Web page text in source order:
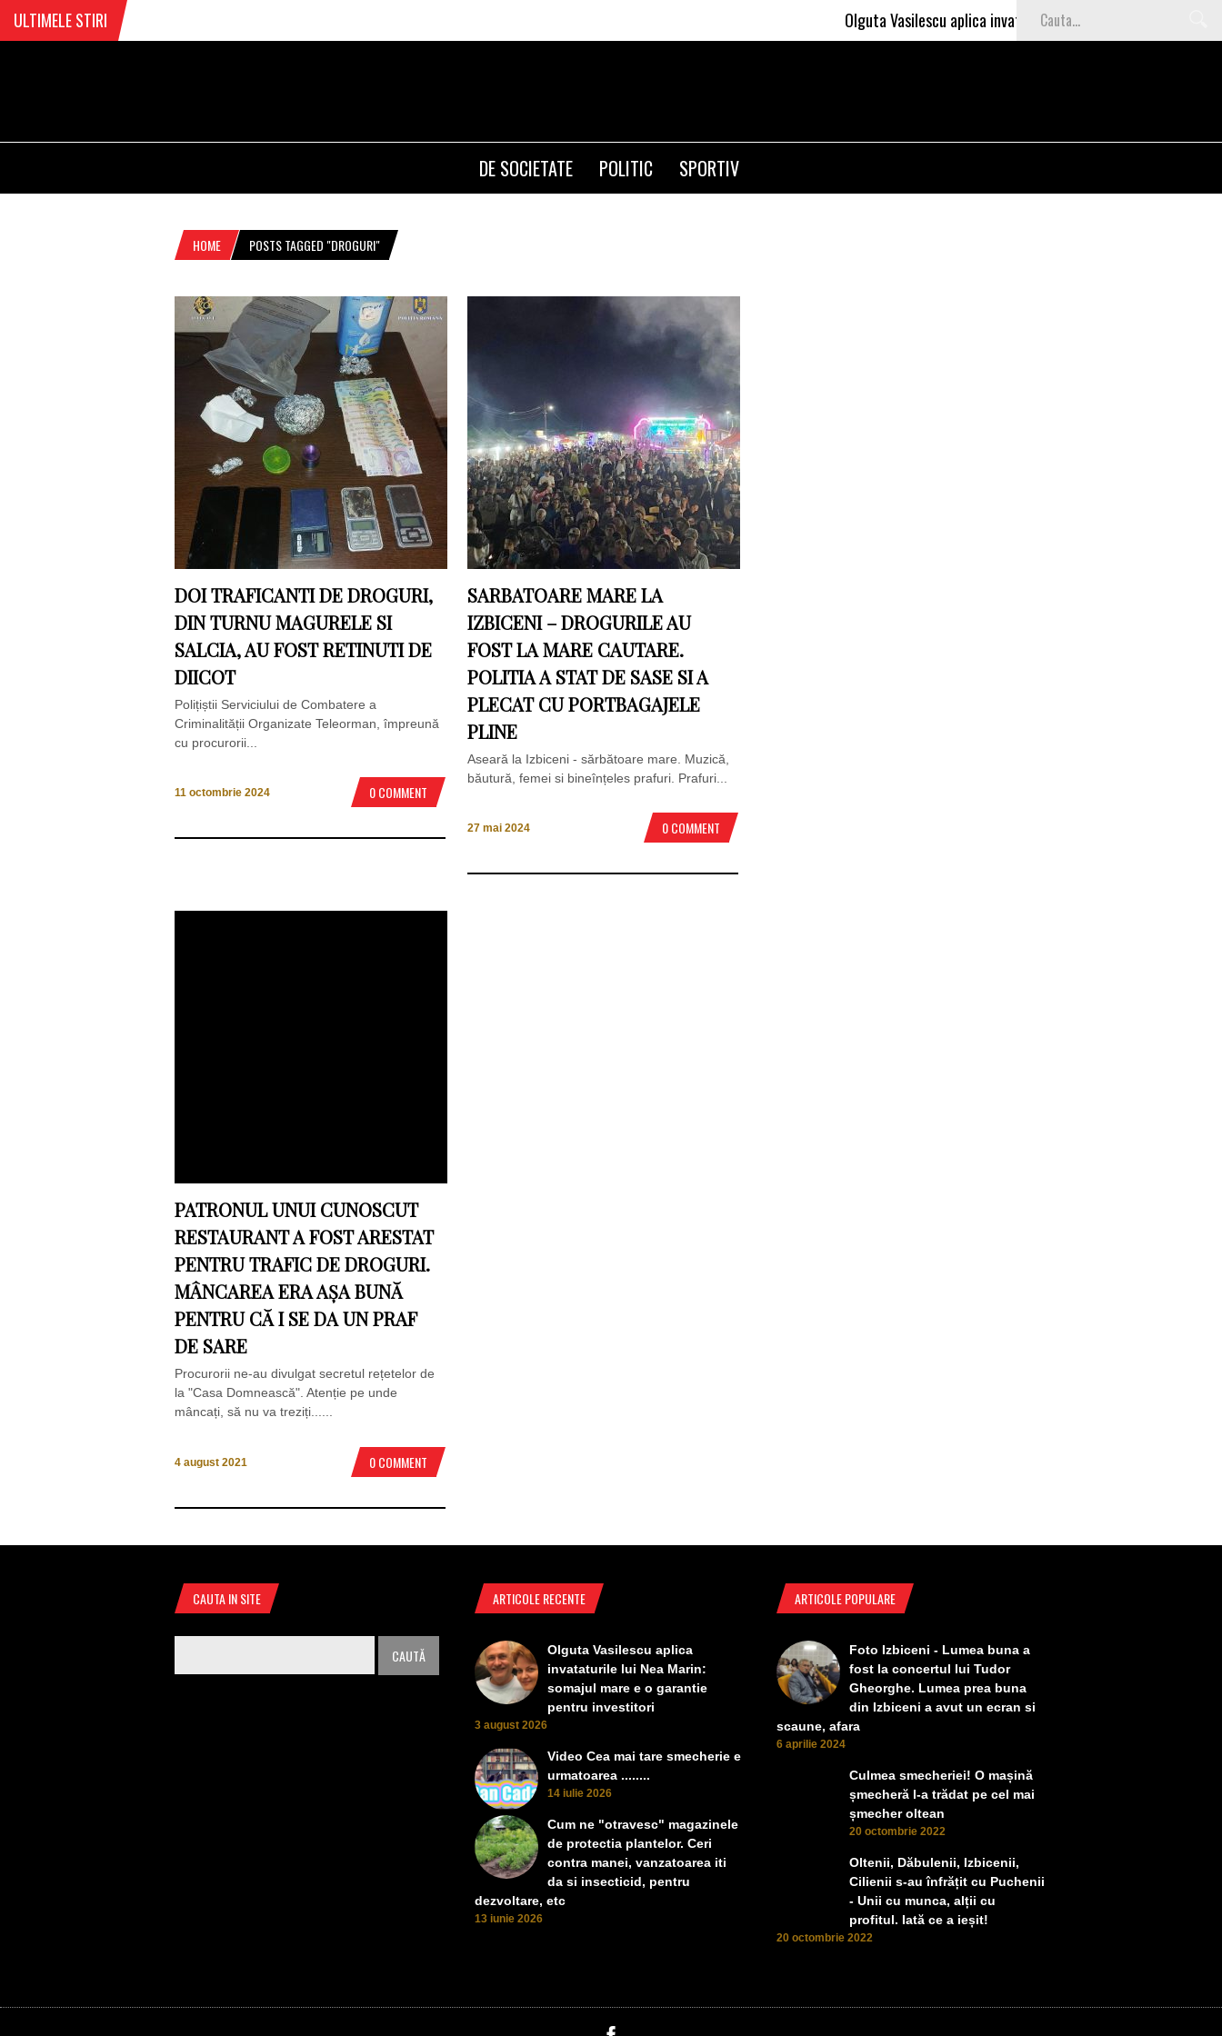
ULTIMELE STIRI Olguta Vasilescu aplica invataturile lui Nea Marin: somajul mare
DE SOCIETATE POLITIC SPORTIV
HOME POSTS TAGGED "DROGURI"
DOI TRAFICANTI DE DROGURI,
DIN TURNU MAGURELE SI
SALCIA, AU FOST RETINUTI DE
DIICOT
Polițiștii Serviciului de Combatere a
Criminalității Organizate Teleorman, împreună
cu procurorii...
11 octombrie 2024 0 COMMENT
SARBATOARE MARE LA
IZBICENI – DROGURILE AU
FOST LA MARE CAUTARE.
POLITIA A STAT DE SASE SI A
PLECAT CU PORTBAGAJELE
PLINE
Aseară la Izbiceni - sărbătoare mare. Muzică,
băutură, femei si bineînțeles prafuri. Prafuri...
27 mai 2024 0 COMMENT
PATRONUL UNUI CUNOSCUT
RESTAURANT A FOST ARESTAT
PENTRU TRAFIC DE DROGURI.
MÂNCAREA ERA AȘA BUNĂ
PENTRU CĂ I SE DA UN PRAF
DE SARE
Procurorii ne-au divulgat secretul rețetelor de
la "Casa Domnească". Atenție pe unde
mâncați, să nu va treziți......
4 august 2021 0 COMMENT
CAUTA IN SITE ARTICOLE RECENTE
Olguta Vasilescu aplica
invataturile lui Nea Marin:
somajul mare e o garantie
pentru investitori
3 august 2026
Video Cea mai tare smecherie e
urmatoarea ........
14 iulie 2026
Cum ne "otravesc" magazinele
de protectia plantelor. Ceri
contra manei, vanzatoarea iti
da si insecticid, pentru
dezvoltare, etc
13 iunie 2026
ARTICOLE POPULARE
Foto Izbiceni - Lumea buna a
fost la concertul lui Tudor
Gheorghe. Lumea prea buna
din Izbiceni a avut un ecran si
scaune, afara
6 aprilie 2024
Culmea smecheriei! O mașină
șmecheră l-a trădat pe cel mai
șmecher oltean
20 octombrie 2022
Oltenii, Dăbulenii, Izbicenii,
Cilienii s-au înfrățit cu Puchenii
- Unii cu munca, alții cu
profitul. Iată ce a ieșit!
20 octombrie 2022